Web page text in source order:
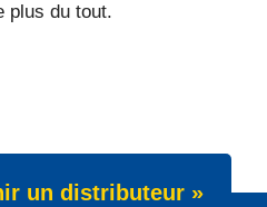
plus du tout.
un distributeur »